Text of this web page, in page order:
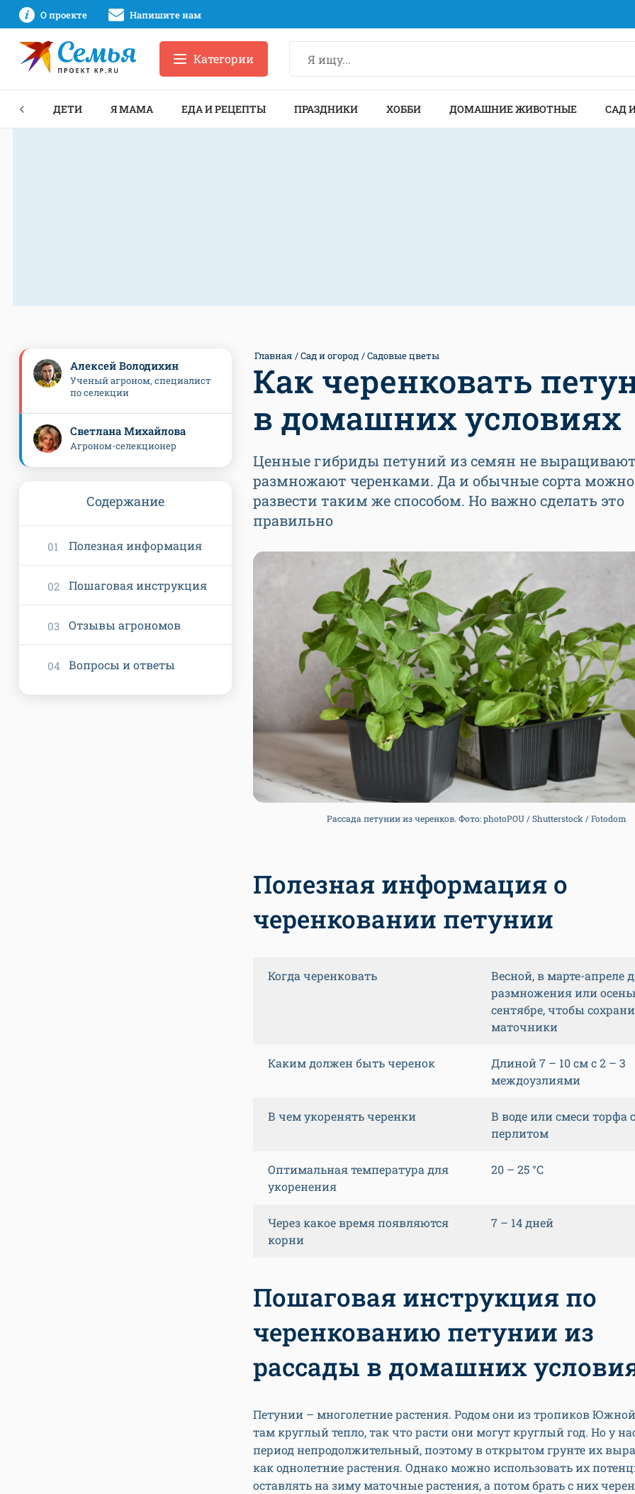
О проекте Напишите нам
Категории
ДЕТИ Я МАМА ЕДА И РЕЦЕПТЫ ПРАЗДНИКИ ХОББИ ДОМАШНИЕ ЖИВОТНЫЕ САД
Главная Сад и огород Садовые цветы
Как черенковать
в домашних условиях
Ценные гибриды петуний из семян не
размножают черенками. Да и обычные сорта можно
развести таким же способом. Но важно сделать это
правильно
Рассада петунии из черенков. Фото: photoPOU / Shutterstock / Fotodom
Полезная информация о
черенковании петунии
Когда черенковать
Весной, в марте-апреле
размножения или
сентябре, чтобы
маточники
Каким должен быть черенок
Длиной 7 – 10 см с 2 – 3
междоузлиями
В чем укоренять черенки
В воде или смеси торфа с
перлитом
Оптимальная температура для
укоренения
20 – 25 °С
Через какое время появляются
корни
7 – 14 дней
Пошаговая инструкция по
черенкованию петунии из
рассады в домашних
Петунии – многолетние растения. Родом они из тропиков
там круглый тепло, так что расти они могут круглый год. Но у
период непродолжительный, поэтому в открытом грунте их
как однолетние растения. Однако можно использовать их
оставлять на зиму маточные растения, а потом брать с них
Алексей Володихин
Ученый агроном, специалист
по селекции
Светлана Михайлова
Агроном-селекционер
Содержание
Полезная информация
Пошаговая инструкция
Отзывы агрономов
Вопросы и ответы